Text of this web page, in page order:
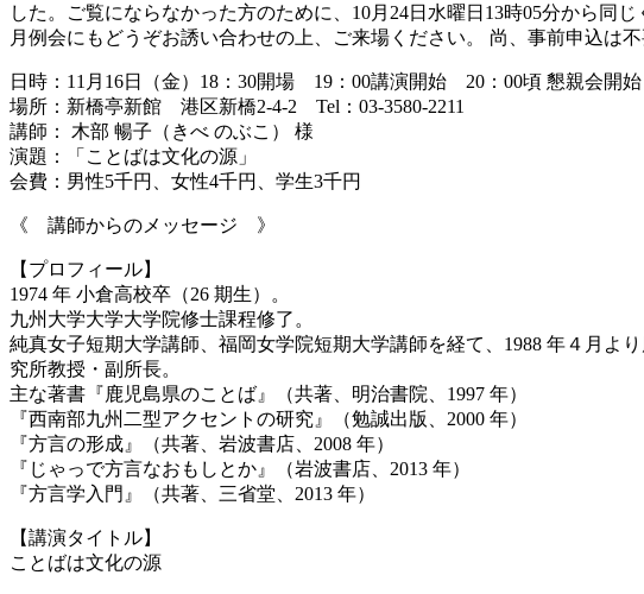
した。ご覧にならなかった方のために、10月24日水曜日13時05分から同
月例会にもどうぞお誘い合わせの上、ご来場ください。 尚、事前申込は不
日時：11月16日（金）18：30開場 19：00講演開始 20：00頃 懇親会開始
場所：新橋亭新館 港区新橋2-4-2 Tel：03-3580-2211
講師： 木部 暢子（きべ のぶこ） 様
演題：「ことばは文化の源」
会費：男性5千円、女性4千円、学生3千円
《 講師からのメッセージ 》
【プロフィール】
1974 年 小倉高校卒（26 期生）。
九州大学大学大学院修士課程修了。
純真女子短期大学講師、福岡女学院短期大学講師を経て、1988 年４月よ
究所教授・副所長。
主な著書『鹿児島県のことば』（共著、明治書院、1997 年）
『西南部九州二型アクセントの研究』（勉誠出版、2000 年）
『方言の形成』（共著、岩波書店、2008 年）
『じゃっで方言なおもしとか』（岩波書店、2013 年）
『方言学入門』（共著、三省堂、2013 年）
【講演タイトル】
ことばは文化の源